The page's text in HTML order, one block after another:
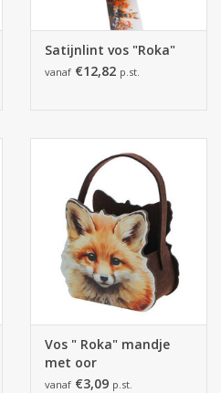
Satijnlint vos "Roka"
vanaf €12,82 p.st.
Vos " Roka" mandje
met oor
vanaf €3,09 p.st.